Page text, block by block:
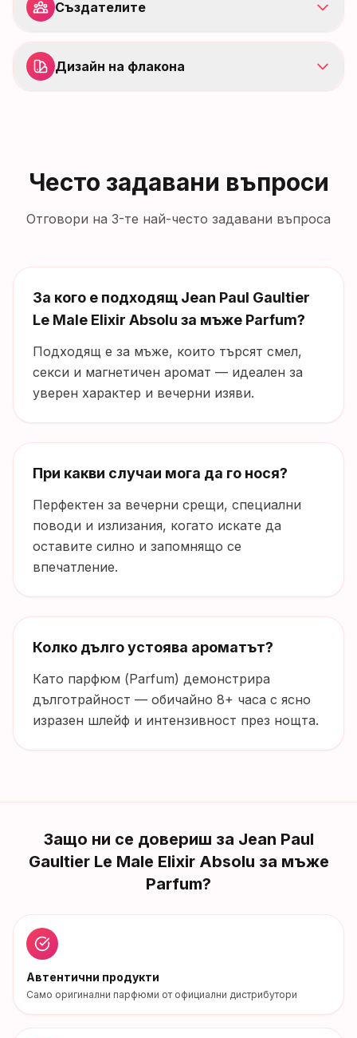
Създателите
Дизайн на флакона
Често задавани въпроси
Отговори на 3-те най-често задавани въпроса
За кого е подходящ Jean Paul Gaultier
Le Male Elixir Absolu за мъже Parfum?
Подходящ е за мъже, които търсят смел,
секси и магнетичен аромат — идеален за
уверен характер и вечерни изяви.
При какви случаи мога да го нося?
Перфектен за вечерни срещи, специални
поводи и излизания, когато искате да
оставите силно и запомнящо се
впечатление.
Колко дълго устоява ароматът?
Като парфюм (Parfum) демонстрира
дълготрайност — обичайно 8+ часа с ясно
изразен шлейф и интензивност през нощта.
Защо ни се довериш за Jean Paul
Gaultier Le Male Elixir Absolu за мъже
Parfum?
Автентични продукти
Само оригинални парфюми от официални дистрибутори